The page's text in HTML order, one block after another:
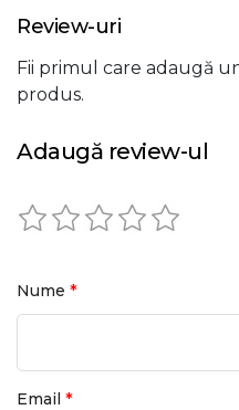
Review-uri
Fii primul care adaugă
produs.
Adaugă review-ul
Nume *
Email *